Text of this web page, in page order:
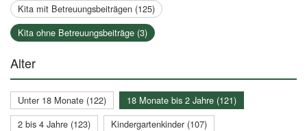
Kita mit Betreuungsbeiträgen (125)
Kita ohne Betreuungsbeiträge (3)
Alter
Unter 18 Monate (122)
18 Monate bis 2 Jahre (121)
2 bis 4 Jahre (123)
Kindergartenkinder (107)